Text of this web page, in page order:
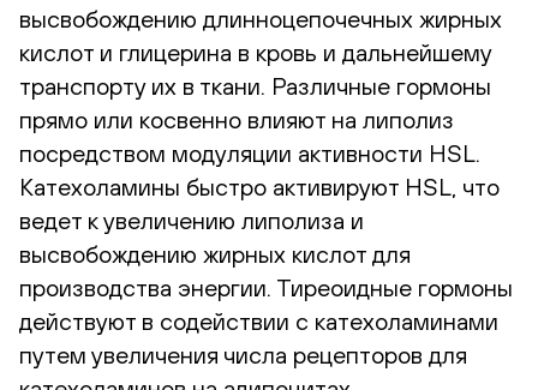
высвобождению длинноцепочечных жирных
кислот и глицерина в кровь и дальнейшему
транспорту их в ткани. Различные гормоны
прямо или косвенно влияют на липолиз
посредством модуляции активности HSL.
Катехоламины быстро активируют HSL, что
ведет к увеличению липолиза и
высвобождению жирных кислот для
производства энергии. Тиреоидные гормоны
действуют в содействии с катехоламинами
путем увеличения числа рецепторов для